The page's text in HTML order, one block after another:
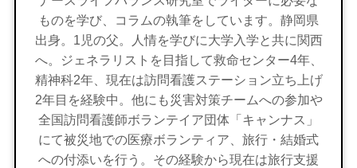
ものを学び、コラムの執筆をしています。静岡県
出身。1児の父。人情を学びに大学入学と共に関西
へ。ジェネラリストを目指して救命センター4年、
精神科2年、現在は訪問看護ステーション立ち上げ
2年目を経験中。他にも災害対策チームへの参加や
全国訪問看護師ボランテイア団体「キャンナス」
にて被災地での医療ボランティア、旅行・結婚式
への付添いを行う。その経験から現在は旅行支援